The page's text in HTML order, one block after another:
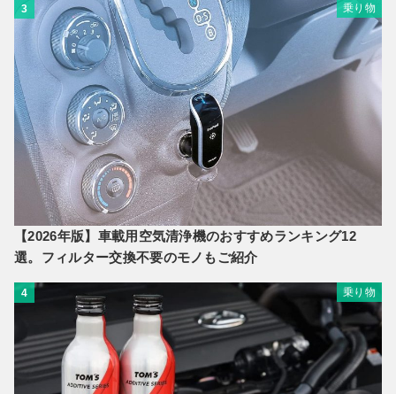
3 乗り物
【2026年版】車載用空気清浄機のおすすめランキング12
選。フィルター交換不要のモノもご紹介
4 乗り物